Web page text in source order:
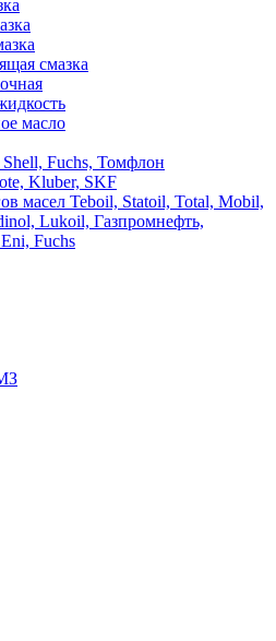
смазка
масло
Fuchs, Томфлон
Kluber, SKF
масел Teboil, Statoil, Total, Mobil,
Lukoil, Газпромнефть,
Fuchs